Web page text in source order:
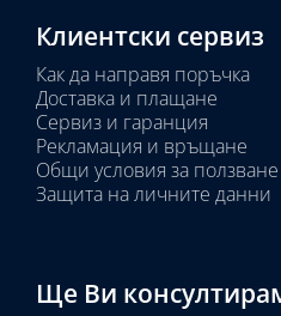
Клиентски сервиз
Как да направя поръчка
Доставка и плащане
Сервиз и гаранция
Рекламация и връщане
Общи условия за ползване
Защита на личните данни
Ще Ви